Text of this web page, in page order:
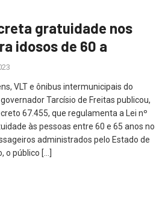
gratuidade nos
idosos de 60 a
VLT e ônibus intermunicipais do
Tarcísio de Freitas publicou,
67.455, que regulamenta a Lei nº
às pessoas entre 60 e 65 anos no
administrados pelo Estado de
o público […]